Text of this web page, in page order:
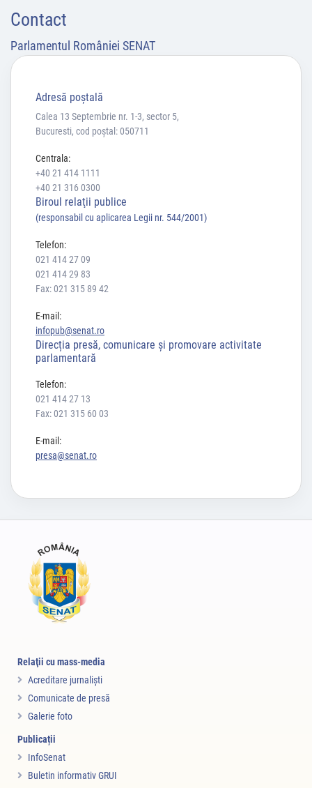
Contact
Parlamentul României SENAT
Adresă poştală
Calea 13 Septembrie nr. 1-3, sector 5,
Bucuresti, cod poștal: 050711
Centrala:
+40 21 414 1111
+40 21 316 0300
Biroul relaţii publice
(responsabil cu aplicarea Legii nr. 544/2001)
Telefon:
021 414 27 09
021 414 29 83
Fax: 021 315 89 42
E-mail:
infopub@senat.ro
Direcția presă, comunicare și promovare activitate
parlamentară
Telefon:
021 414 27 13
Fax: 021 315 60 03
E-mail:
presa@senat.ro
Relaţii cu mass-media
Acreditare jurnalişti
Comunicate de presă
Galerie foto
Publicații
InfoSenat
Buletin informativ GRUI